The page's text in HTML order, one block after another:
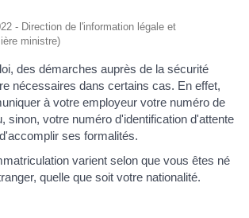
- Direction de l'information légale et
ministre)
des démarches auprès de la sécurité
nécessaires dans certains cas. En effet,
à votre employeur votre numéro de
sinon, votre numéro d'identification d'attente
ses formalités.
varient selon que vous êtes né
quelle que soit votre nationalité.